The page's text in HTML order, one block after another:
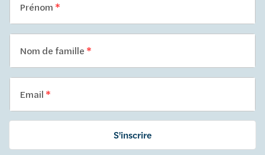
Prénom
Nom de famille
Email
S'inscrire